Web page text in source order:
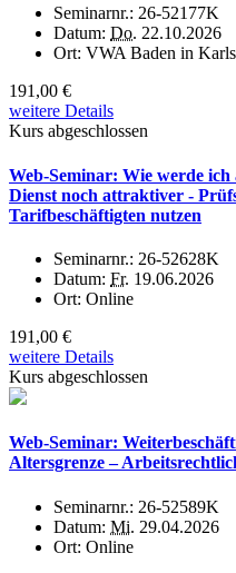
Seminarnr.: 26-52177K
Datum: Do. 22.10.2026
Ort: VWA Baden in
191,00 €
weitere Details
Kurs abgeschlossen
Web-Seminar: Wie werde
Dienst noch attraktiver -
Tarifbeschäftigten nutzen
Seminarnr.: 26-52628K
Datum: Fr. 19.06.2026
Ort: Online
191,00 €
weitere Details
Kurs abgeschlossen
Web-Seminar:
Altersgrenze –
Seminarnr.: 26-52589K
Datum: Mi. 29.04.2026
Ort: Online